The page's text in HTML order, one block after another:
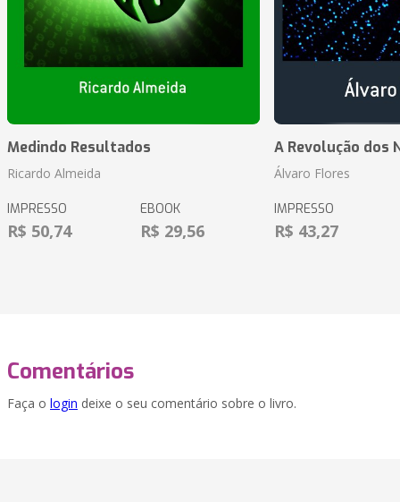
Medindo Resultados
Ricardo Almeida
IMPRESSO
R$ 50,74
EBOOK
R$ 29,56
A Revolução dos
Álvaro Flores
IMPRESSO
R$ 43,27
Comentários
Faça o login deixe o seu comentário sobre o livro.